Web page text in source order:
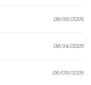
06/16/2026
06/14/2026
06/09/2026